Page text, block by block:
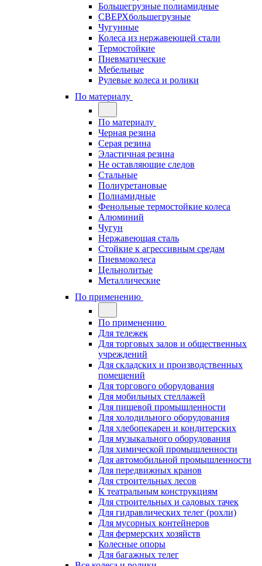
Большегрузные полиамидные
СВЕРХбольшегрузные
Чугунные
Колеса из нержавеющей стали
Термостойкие
Пневматические
Мебельные
Рулевые колеса и ролики
По материалу
По материалу
Черная резина
Серая резина
Эластичная резина
Не оставляющие следов
Стальные
Полиуретановые
Полиамидные
Фенольные термостойкие колеса
Алюминий
Чугун
Нержавеющая сталь
Стойкие к агрессивным средам
Пневмоколеса
Цельнолитые
Металлические
По применению
По применению
Для тележек
Для торговых залов и общественных
учреждений
Для складских и производственных
помещений
Для торгового оборудования
Для мобильных стеллажей
Для пищевой промышленности
Для холодильного оборудования
Для хлебопекарен и кондитерских
Для музыкального оборудования
Для химической промышленности
Для автомобильной промышленности
Для передвижных кранов
Для строительных лесов
К театральным конструкциям
Для строительных и садовых тачек
Для гидравлических телег (рохли)
Для мусорных контейнеров
Для фермерских хозяйств
Колесные опоры
Для багажных телег